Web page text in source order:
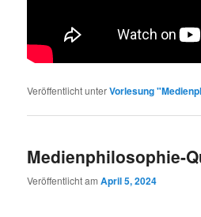
Veröffentlicht unterVorlesung
Medienphilosophie-
Veröffentlicht amApril 5, 2024